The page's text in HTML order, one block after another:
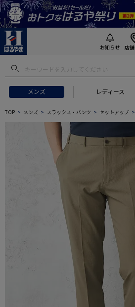
お知らせ 店
メンズ レディース
TOP メンズ スラックス・パンツ セットアップ